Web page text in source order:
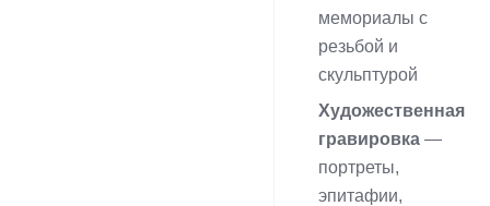
мемориалы с
резьбой и
скульптурой
Художественная
гравировка —
портреты,
эпитафии,